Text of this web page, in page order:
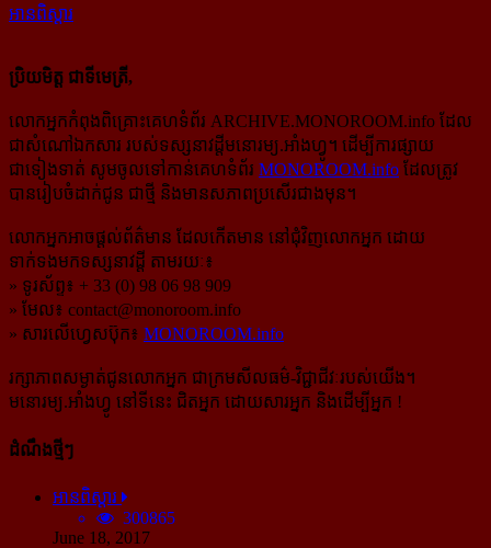
អានពិស្ដារ
ប្រិយមិត្ត ជាទីមេត្រី,
លោកអ្នកកំពុងពិគ្រោះគេហទំព័រ ARCHIVE.MONOROOM.info ដែល
ជាសំណៅឯកសារ របស់ទស្សនាវដ្ដីមនោរម្យ.អាំងហ្វូ។ ដើម្បីការផ្សាយ
ជាទៀងទាត់ សូមចូលទៅកាន់​គេហទំព័រ MONOROOM.info ដែលត្រូវ
បានរៀបចំដាក់ជូន ជាថ្មី និងមានសភាពប្រសើរជាងមុន។
លោកអ្នកអាចផ្ដល់ព័ត៌មាន ដែលកើតមាន នៅជុំវិញលោកអ្នក ដោយ
ទាក់ទងមកទស្សនាវដ្ដី តាមរយៈ៖
» ទូរស័ព្ទ៖ + 33 (0) 98 06 98 909
» មែល៖ contact@monoroom.info
» សារលើហ្វេសប៊ុក៖ MONOROOM.info
រក្សាភាពសម្ងាត់ជូនលោកអ្នក ជាក្រមសីលធម៌-​វិជ្ជាជីវៈ​របស់យើង។
មនោរម្យ.អាំងហ្វូ នៅទីនេះ ជិតអ្នក ដោយសារអ្នក និងដើម្បីអ្នក !
ដំណឹងថ្មីៗ
អានពិស្ដារ
300865
June 18, 2017